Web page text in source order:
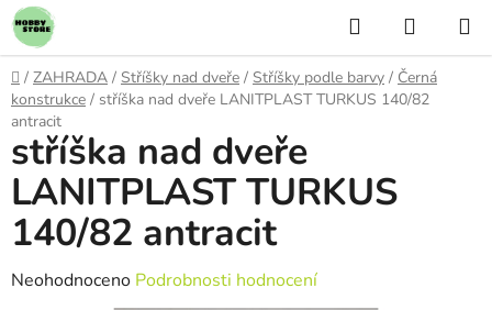
Přejít
na
obsah
Hledat
KOŠÍK
Domů
/ ZAHRADA / Stříšky nad dveře / Stříšky podle barvy / Černá
konstrukce / stříška nad dveře LANITPLAST TURKUS 140/82
antracit
stříška nad dveře
LANITPLAST TURKUS
140/82 antracit
Průměrné
Neohodnoceno Podrobnosti hodnocení